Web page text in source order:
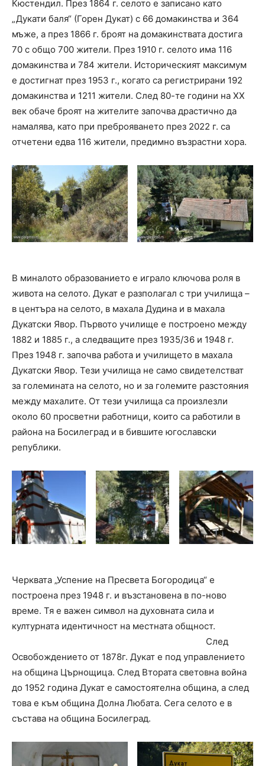
Кюстендил. През 1864 г. селото е записано като
„Дукати баля“ (Горен Дукат) с 66 домакинства и 364
мъже, а през 1866 г. броят на домакинствата достига
70 с общо 700 жители. През 1910 г. селото има 116
домакинства и 784 жители. Историческият максимум
е достигнат през 1953 г., когато са регистрирани 192
домакинства и 1211 жители. След 80-те години на XX
век обаче броят на жителите започва драстично да
намалява, като при преброяването през 2022 г. са
отчетени едва 116 жители, предимно възрастни хора.
В миналото образованието е играло ключова роля в
живота на селото. Дукат е разполагал с три училища –
в центъра на селото, в махала Дудина и в махала
Дукатски Явор. Първото училище е построено между
1882 и 1885 г., а следващите през 1935/36 и 1948 г.
През 1948 г. започва работа и училището в махала
Дукатски Явор. Тези училища не само свидетелстват
за големината на селото, но и за големите разстояния
между махалите. От тези училища са произлезли
около 60 просветни работници, които са работили в
района на Босилеград и в бившите югославски
републики.
Черквата „Успение на Пресвета Богородица“ е
построена през 1948 г. и възстановена в по-ново
време. Тя е важен символ на духовната сила и
културната идентичност на местната общност.
След
Освобождението от 1878г. Дукат е под управлението
на община Църнощица. След Втората световна война
до 1952 година Дукат е самостоятелна община, а след
това е към община Долна Любата. Сега селото е в
състава на община Босилеград.